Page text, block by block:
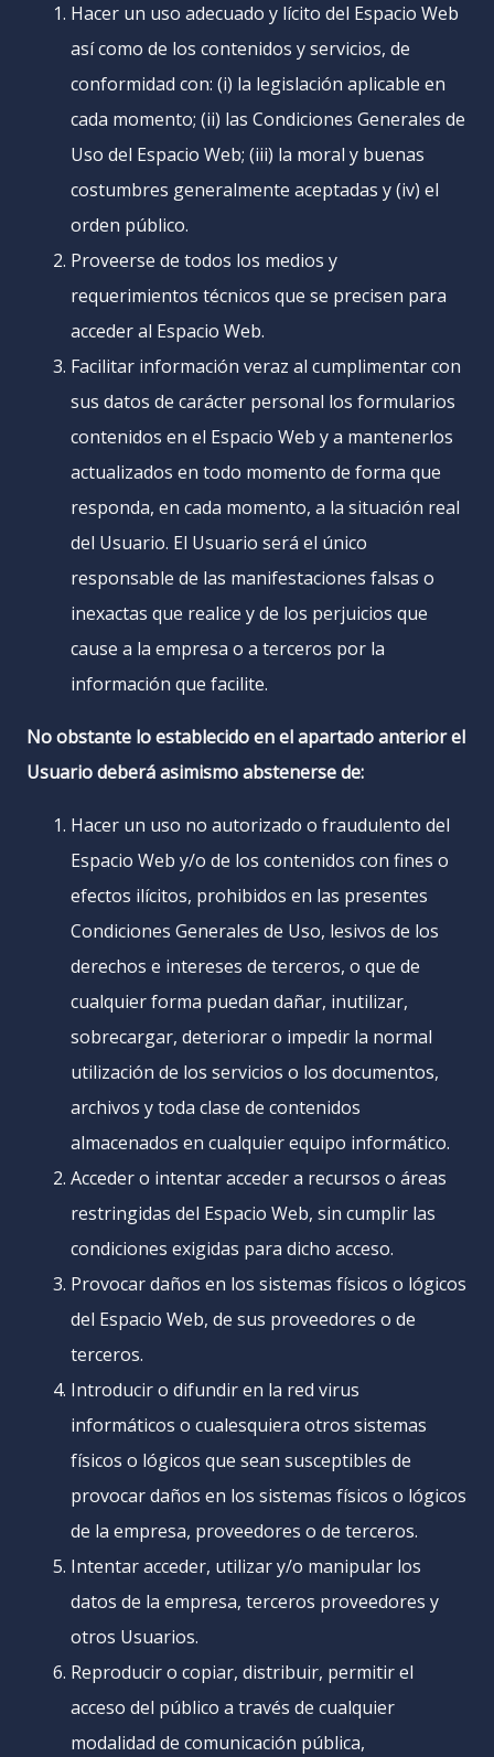
Hacer un uso adecuado y lícito del Espacio Web
así como de los contenidos y servicios, de
conformidad con: (i) la legislación aplicable en
cada momento; (ii) las Condiciones Generales de
Uso del Espacio Web; (iii) la moral y buenas
costumbres generalmente aceptadas y (iv) el
orden público.
Proveerse de todos los medios y
requerimientos técnicos que se precisen para
acceder al Espacio Web.
Facilitar información veraz al cumplimentar con
sus datos de carácter personal los formularios
contenidos en el Espacio Web y a mantenerlos
actualizados en todo momento de forma que
responda, en cada momento, a la situación real
del Usuario. El Usuario será el único
responsable de las manifestaciones falsas o
inexactas que realice y de los perjuicios que
cause a la empresa o a terceros por la
información que facilite.
No obstante lo establecido en el apartado anterior el
Usuario deberá asimismo abstenerse de:
Hacer un uso no autorizado o fraudulento del
Espacio Web y/o de los contenidos con fines o
efectos ilícitos, prohibidos en las presentes
Condiciones Generales de Uso, lesivos de los
derechos e intereses de terceros, o que de
cualquier forma puedan dañar, inutilizar,
sobrecargar, deteriorar o impedir la normal
utilización de los servicios o los documentos,
archivos y toda clase de contenidos
almacenados en cualquier equipo informático.
Acceder o intentar acceder a recursos o áreas
restringidas del Espacio Web, sin cumplir las
condiciones exigidas para dicho acceso.
Provocar daños en los sistemas físicos o lógicos
del Espacio Web, de sus proveedores o de
terceros.
Introducir o difundir en la red virus
informáticos o cualesquiera otros sistemas
físicos o lógicos que sean susceptibles de
provocar daños en los sistemas físicos o lógicos
de la empresa, proveedores o de terceros.
Intentar acceder, utilizar y/o manipular los
datos de la empresa, terceros proveedores y
otros Usuarios.
Reproducir o copiar, distribuir, permitir el
acceso del público a través de cualquier
modalidad de comunicación pública,